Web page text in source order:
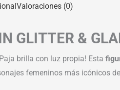
Valoraciones (0)
GLITTER &
brilla con luz propia! Esta
femeninos más icónicos de